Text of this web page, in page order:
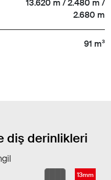
13.620 m / 2.480 m /
2.680 m
91 m³
diş derinlikleri
13mm